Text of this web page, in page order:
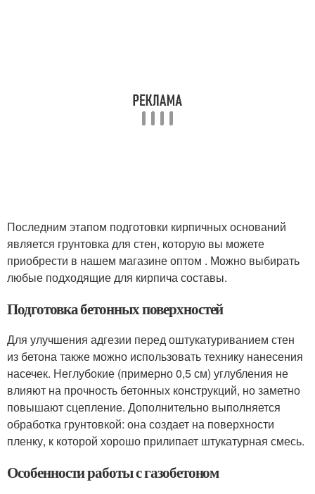
Последним этапом подготовки кирпичных оснований
является грунтовка для стен, которую вы можете
приобрести в нашем магазине оптом . Можно выбирать
любые подходящие для кирпича составы.
Подготовка бетонных поверхностей
Для улучшения адгезии перед оштукатуриванием стен
из бетона также можно использовать технику нанесения
насечек. Неглубокие (примерно 0,5 см) углубления не
влияют на прочность бетонных конструкций, но заметно
повышают сцепление. Дополнительно выполняется
обработка грунтовкой: она создает на поверхности
пленку, к которой хорошо прилипает штукатурная смесь.
Особенности работы с газобетоном